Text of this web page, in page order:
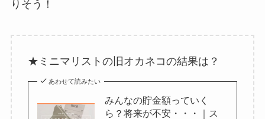
りそう！
★ミニマリストの旧オカネコの結果は？
あわせて読みたい
みんなの貯金額っていく
ら？将来が不安・・・｜ス